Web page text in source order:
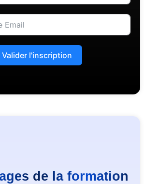
Valider l'inscription
de la formation